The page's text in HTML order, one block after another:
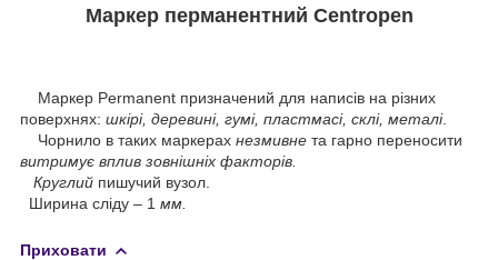
Маркер перманентний Centropen
Маркер Permanent призначений для написів на різних
поверхнях: шкірі, деревині, гумі, пластмасі, склі, металі.
Чорнило в таких маркерах незмивне та гарно переносити
витримує вплив зовнішніх факторів.
Круглий пишучий вузол.
Ширина сліду – 1 мм.
Приховати